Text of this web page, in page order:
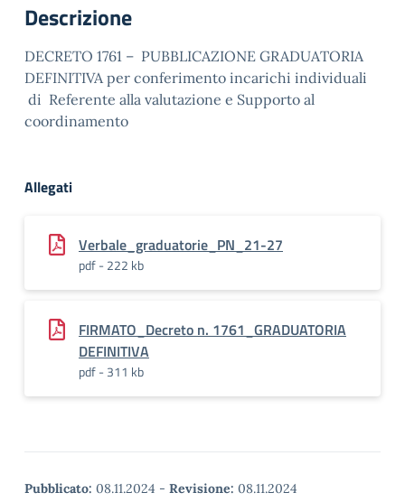
Descrizione
DECRETO 1761 – PUBBLICAZIONE GRADUATORIA
DEFINITIVA per conferimento incarichi individuali
di Referente alla valutazione e Supporto al
coordinamento
Allegati
Verbale_graduatorie_PN_21-27
pdf - 222 kb
FIRMATO_Decreto n. 1761_GRADUATORIA
DEFINITIVA
pdf - 311 kb
Pubblicato: 08.11.2024 - Revisione: 08.11.2024